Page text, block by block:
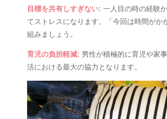
目標を共有しすぎない: 一人目の時の経験
てストレスになります。「今回は時間が
組みましょう。
育児の負担軽減: 男性が積極的に育児や家
活における最大の協力となります。